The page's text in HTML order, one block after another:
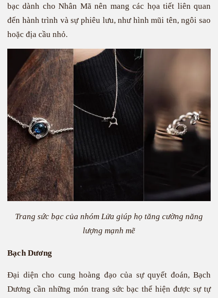
bạc dành cho Nhân Mã nên mang các họa tiết liên quan
đến hành trình và sự phiêu lưu, như hình mũi tên, ngôi sao
hoặc địa cầu nhỏ.
Trang sức bạc của nhóm Lửa giúp họ tăng cường năng
lượng mạnh mẽ
Bạch Dương
Đại diện cho cung hoàng đạo của sự quyết đoán, Bạch
Dương cần những món trang sức bạc thể hiện được sự tự